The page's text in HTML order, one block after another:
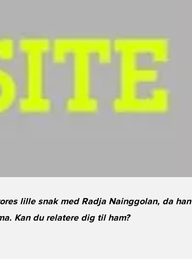
lille snak med Radja Nainggolan, da
Kan du relatere dig til ham?